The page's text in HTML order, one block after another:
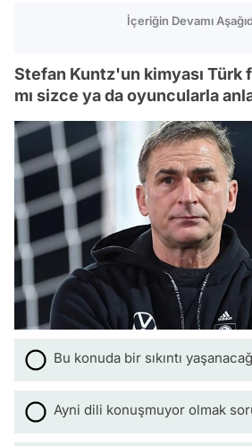
İçeriğin Devamı
Stefan Kuntz'un kimyası
mı sizce ya da oyuncularla
Bu konuda bir sıkıntı
Ayni dili konuşmuyor olmak